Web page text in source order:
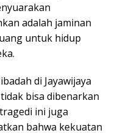
adalah jaminan
untuk hidup
di Jayawijaya
bisa dibenarkan
ini juga
bahwa kekuatan